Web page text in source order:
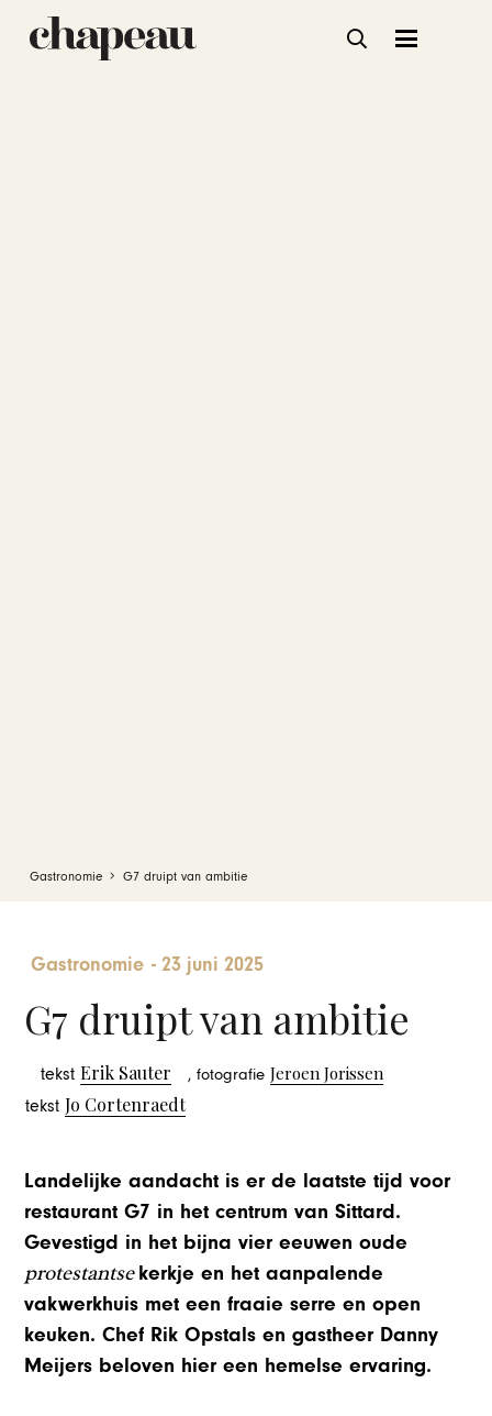
Gastronomie G7 druipt van ambitie
Gastronomie -23 juni 2025
G7 druipt van ambitie
tekst Erik Sauter
tekstJo Cortenraedt
, fotografieJeroen Jorissen
Landelijke aandacht is er de laatste tijd voor
restaurant G7 in het centrum van Sittard.
Gevestigd in het bijna vier eeuwen oude
protestantsekerkje en het aanpalende
vakwerkhuis met een fraaie serre en open
keuken. Chef Rik Opstals en gastheer Danny
Meijers beloven hier een hemelse ervaring.